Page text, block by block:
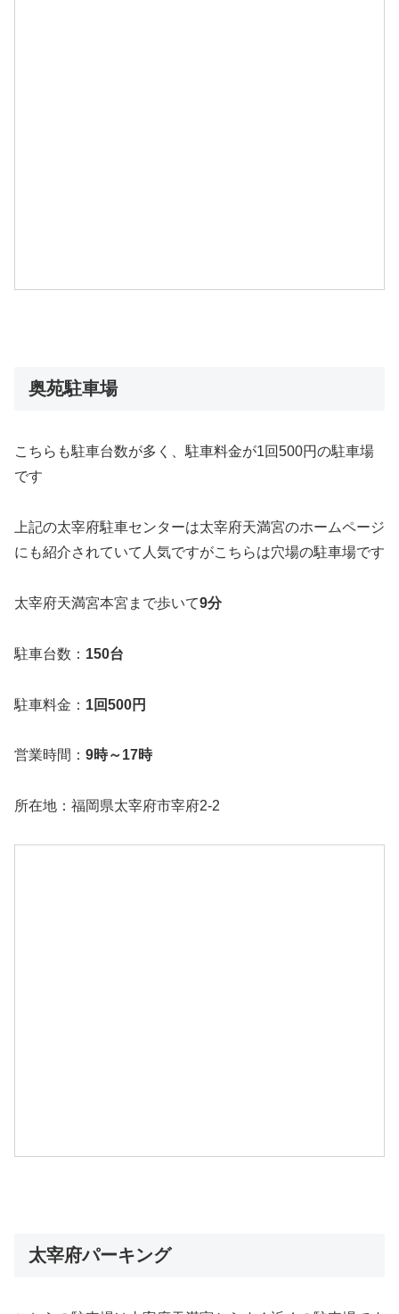
奥苑駐車場
こちらも駐車台数が多く、駐車料金が1回500円の駐車場
です
上記の太宰府駐車センターは太宰府天満宮のホームページ
にも紹介されていて人気ですがこちらは穴場の駐車場です
太宰府天満宮本宮まで歩いて9分
駐車台数： 150台
駐車料金： 1回500円
営業時間： 9時～17時
所在地：福岡県太宰府市宰府2-2
太宰府パーキング